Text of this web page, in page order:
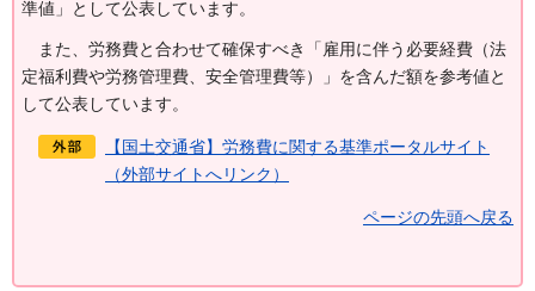
準値」として公表しています。
また、 労務費と合わせて確保すべき「雇用に伴う必要経費（法
定福利費や労務管理費、安全管理費等）」を含んだ額を参考値と
して公表しています。
【国土交通省】労務費に関する基準ポータルサイト
（外部サイトへリンク）
ページの先頭へ戻る